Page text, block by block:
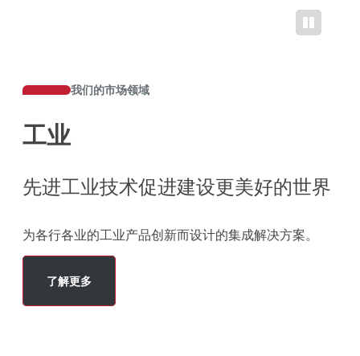
我们的市场领域
工业
先进工业技术促进建设更美好的世界
为各行各业的工业产品创新而设计的集成解决方案。
了解更多